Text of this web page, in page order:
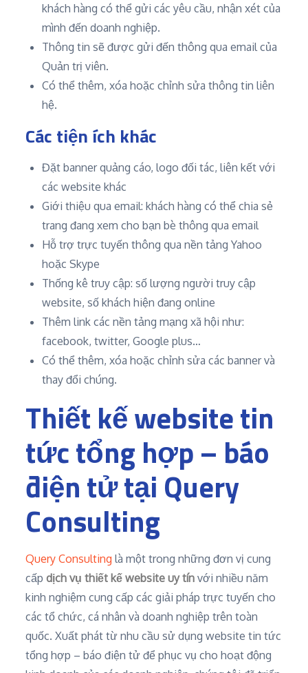
khách hàng có thể gửi các yêu cầu, nhận xét của
mình đến doanh nghiệp.
Thông tin sẽ được gửi đến thông qua email của
Quản trị viên.
Có thể thêm, xóa hoặc chỉnh sửa thông tin liên
hệ.
Các tiện ích khác
Đặt banner quảng cáo, logo đối tác, liên kết với
các website khác
Giới thiệu qua email: khách hàng có thể chia sẻ
trang đang xem cho bạn bè thông qua email
Hỗ trợ trực tuyến thông qua nền tảng Yahoo
hoặc Skype
Thống kê truy cập: số lượng người truy cập
website, số khách hiện đang online
Thêm link các nền tảng mạng xã hội như:
facebook, twitter, Google plus…
Có thể thêm, xóa hoặc chỉnh sửa các banner và
thay đổi chúng.
Thiết kế website tin
tức tổng hợp – báo
điện tử tại Query
Consulting
Query Consulting là một trong những đơn vị cung
cấp dịch vụ thiết kế website uy tín với nhiều năm
kinh nghiệm cung cấp các giải pháp trực tuyến cho
các tổ chức, cá nhân và doanh nghiệp trên toàn
quốc. Xuất phát từ nhu cầu sử dụng website tin tức
tổng hợp – báo điện tử để phục vụ cho hoạt động